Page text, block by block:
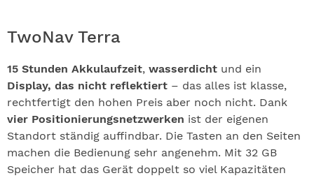
TwoNav Terra
15 Stunden Akkulaufzeit, wasserdicht und ein
Display, das nicht reflektiert – das alles ist klasse,
rechtfertigt den hohen Preis aber noch nicht. Dank
vier Positionierungsnetzwerken ist der eigenen
Standort ständig auffindbar. Die Tasten an den Seiten
machen die Bedienung sehr angenehm. Mit 32 GB
Speicher hat das Gerät doppelt so viel Kapazitäten